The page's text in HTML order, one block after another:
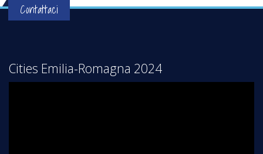
Contattaci
Cities Emilia-Romagna 2024